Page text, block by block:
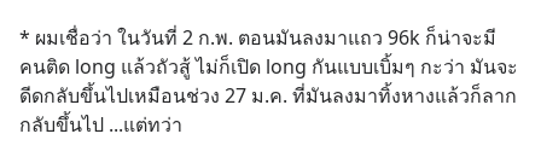
* ผมเชื่อว่า ในวันที่ 2 ก.พ. ตอนมันลงมาแถว 96k ก็น่าจะมี
คนติด long แล้วถัวสู้ ไม่ก็เปิด long กันแบบเบิ้มๆ กะว่า มันจะ
ดีดกลับขึ้นไปเหมือนช่วง 27 ม.ค. ที่มันลงมาทิ้งหางแล้วก็ลาก
กลับขึ้นไป ...แต่ทว่า